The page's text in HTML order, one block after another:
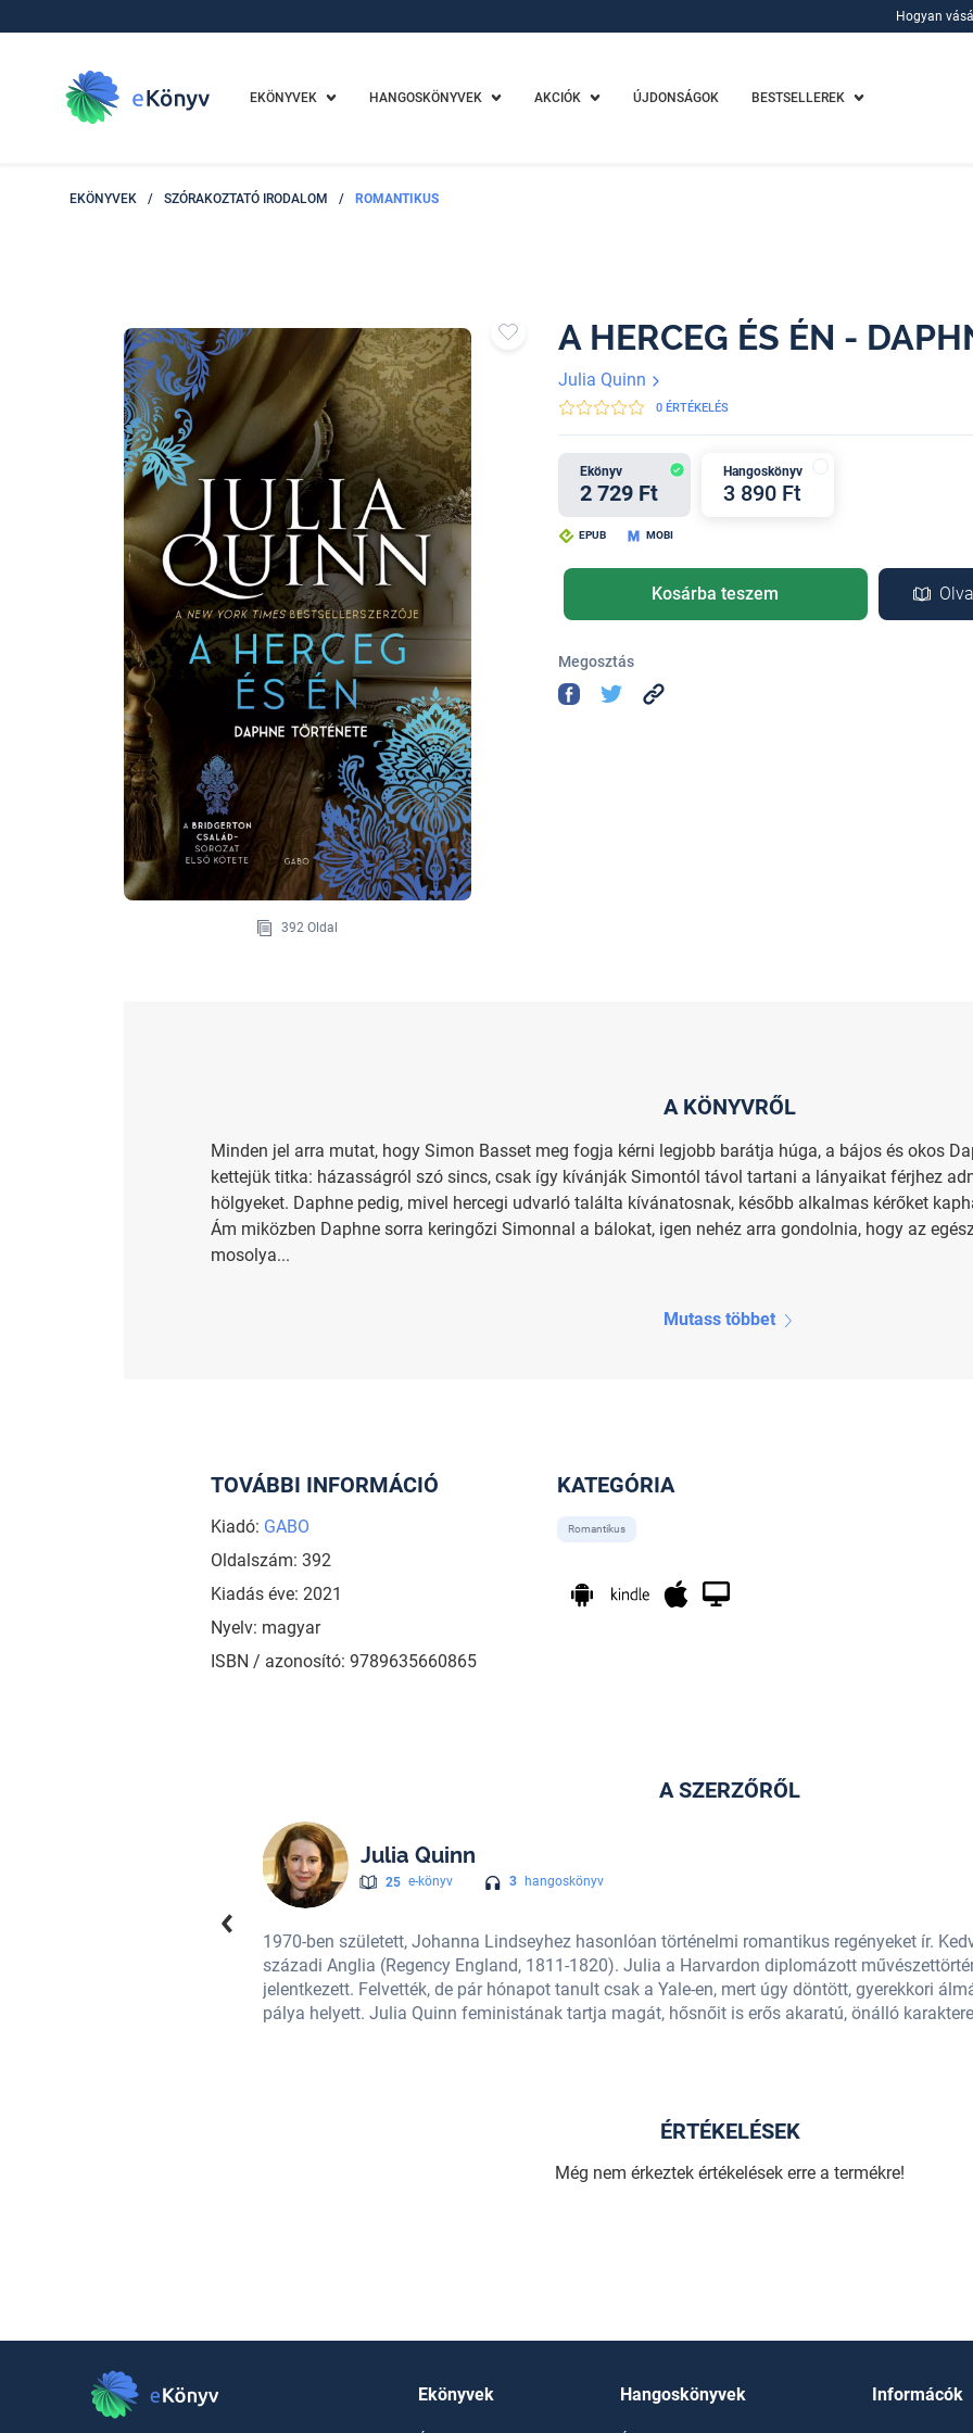
Hogyan
EKÖNYVEK HANGOSKÖNYVEK AKCIÓK ÚJDONSÁGOK BESTSELLEREK
EKÖNYVEK / SZÓRAKOZTATÓ IRODALOM / ROMANTIKUS
392 Oldal
A HERCEG ÉS ÉN -
Julia Quinn
0 ÉRTÉKELÉS
Ekönyv
2 729 Ft
Hangoskönyv
3 890 Ft
EPUB MOBI
Kosárba teszem
Megosztás
A KÖNYVRŐL
Minden jel arra mutat, hogy Simon Basset meg fogja kérni legjobb barátja húga, a bájos és okos
kettejük titka: házasságról szó sincs, csak így kívánják Simontól távol tartani a lányaikat férjhez
hölgyeket. Daphne pedig, mivel hercegi udvarló találta kívánatosnak, később alkalmas kérőket
Ám miközben Daphne sorra keringőzi Simonnal a bálokat, igen nehéz arra gondolnia, hogy az
mosolya...
Mutass többet
TOVÁBBI INFORMÁCIÓ
Kiadó: GABO
Oldalszám: 392
Kiadás éve: 2021
Nyelv: magyar
ISBN / azonosító: 9789635660865
KATEGÓRIA
Romantikus
A SZERZŐRŐL
Julia Quinn
25 e-könyv 3 hangoskönyv
1970-ben született, Johanna Lindseyhez hasonlóan történelmi romantikus regényeket ír.
századi Anglia (Regency England, 1811-1820). Julia a Harvardon diplomázott
jelentkezett. Felvették, de pár hónapot tanult csak a Yale-en, mert úgy döntött, gyerekkori
pálya helyett. Julia Quinn feministának tartja magát, hősnőit is erős akaratú, önálló
ÉRTÉKELÉSEK
Még nem érkeztek értékelések erre a termékre!
Ekönyvek Hangoskönyvek Informácók